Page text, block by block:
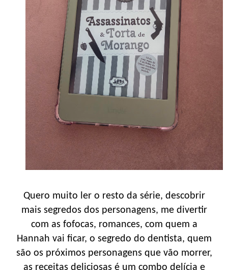
Quero muito ler o resto da série, descobrir
mais segredos dos personagens, me divertir
com as fofocas, romances, com quem a
Hannah vai ficar, o segredo do dentista, quem
são os próximos personagens que vão morrer,
as receitas deliciosas é um combo delícia e